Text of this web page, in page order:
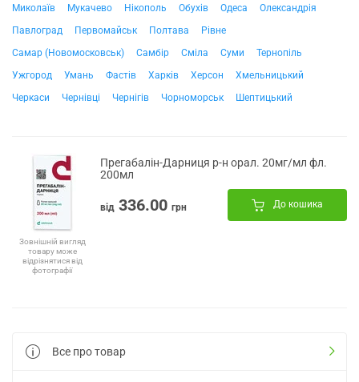
Миколаїв
Мукачево Нікополь Обухів Одеса
Олександрія
Павлоград
Первомайськ Полтава
Рівне
Самар (Новомосковськ)
Самбір Сміла Суми
Тернопіль
Ужгород
Умань Фастів Харків Херсон
Хмельницький
Черкаси
Чернівці Чернігів Чорноморськ Шептицький
Зовнішній вигляд
товару може
відрізнятися від
фотографії
Прегабалін-Дарниця р-н орал. 20мг/мл фл.
200мл
від 336.00 грн До кошика
Все про товар